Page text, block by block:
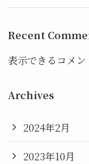
Recent
表示できるコメン
Archives
2024年2月
2023年10月